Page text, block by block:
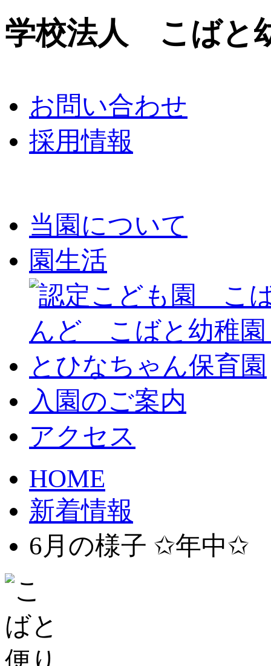
学校法人 こばと
お問い合わせ
採用情報
当園について
園生活
入園のご案内
アクセス
HOME
新着情報
6月の様子 ✩年中✩